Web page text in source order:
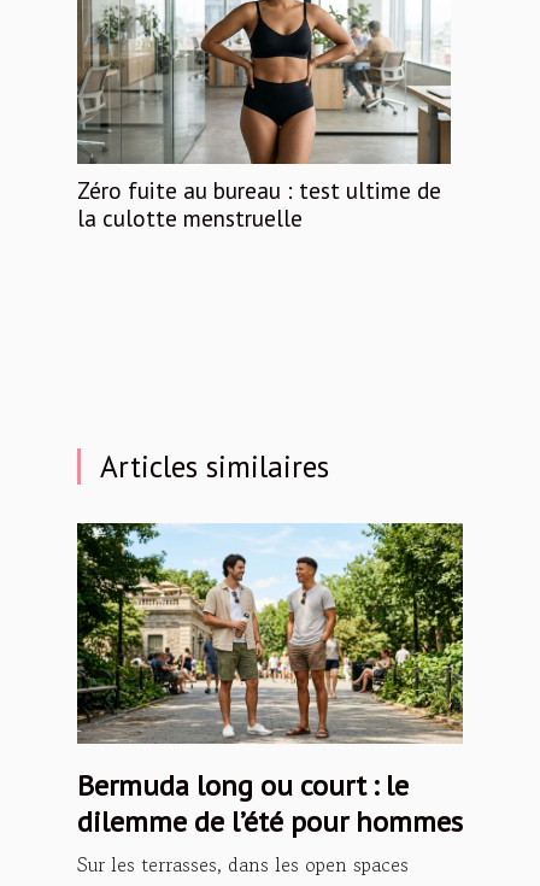
Zéro fuite au bureau : test ultime de
la culotte menstruelle
Articles similaires
Bermuda long ou court : le
dilemme de l’été pour hommes
Sur les terrasses, dans les open spaces